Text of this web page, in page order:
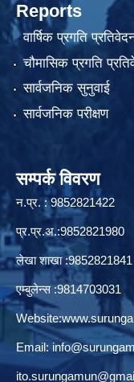
Reports
वार्षिक प्रगति
चौमासिक प्रगति
सार्वजनिक सुनुवाई
सार्वजनिक परीक्षण
सम्पर्क विवरण
न.प्र. : 9852821422
प्र.प्र.अ.:9852821980
लेखा शाखा :9852821841
एम्बुलेन्स :9814703031
Website:
Email: